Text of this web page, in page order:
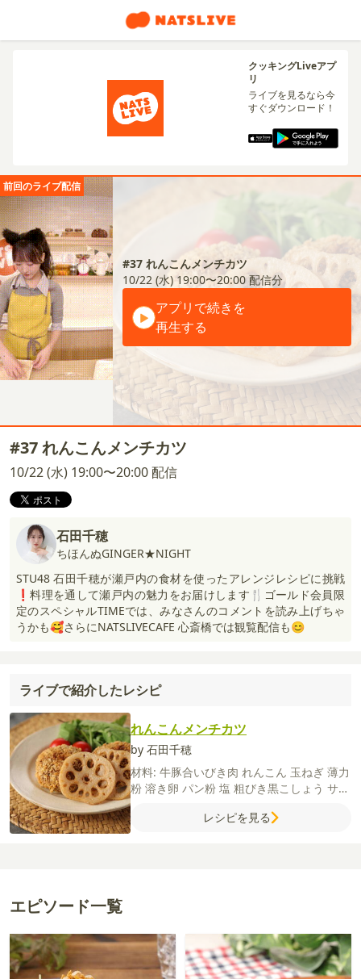
クッキングLiveアプ
リ
ライブを見るなら今
すぐダウンロード！
前回のライブ配信
#37 れんこんメンチカツ
10/22 (水) 19:00〜20:00配信分
アプリで続きを
再生する
#37 れんこんメンチカツ
10/22 (水) 19:00〜20:00 配信
石田千穂
ちほんぬGINGER★NIGHT
STU48 石田千穂が瀬戸内の食材を使ったアレンジレシピに挑戦
❗️料理を通して瀬戸内の魅力をお届けします🍴ゴールド会員限
定のスペシャルTIMEでは、みなさんのコメントを読み上げちゃ
うかも🥰さらにNATSLIVECAFE 心斎橋では観覧配信も😊
ライブで紹介したレシピ
れんこんメンチカツ
by 石田千穂
材料: 牛豚合いびき肉 れんこん 玉ねぎ 薄力
粉 溶き卵 パン粉 塩 粗びき黒こしょう サラ
にんにく（すりおろし）
レシピを見る
エピソード一覧